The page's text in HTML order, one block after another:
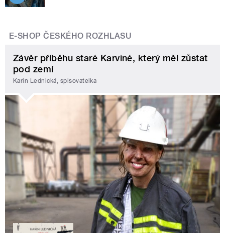
E-SHOP ČESKÉHO ROZHLASU
Závěr příběhu staré Karviné, který měl zůstat
pod zemí
Karin Lednická, spisovatelka